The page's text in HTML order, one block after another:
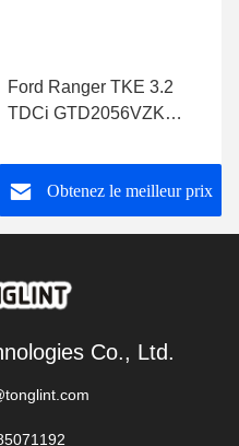
Ford Ranger TKE 3.2
TDCi GTD2056VZK
FB3Q6K682DB
Obtenez le meilleur prix
Co., Ltd.